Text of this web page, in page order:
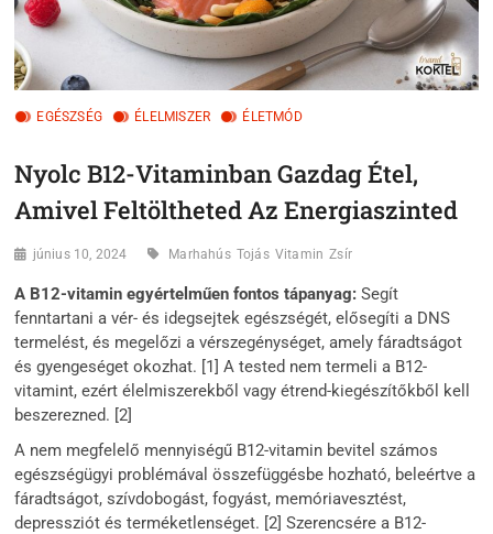
EGÉSZSÉG ÉLELMISZER ÉLETMÓD
Nyolc B12-Vitaminban Gazdag Étel,
Amivel Feltöltheted Az Energiaszinted
június 10, 2024 Marhahús Tojás Vitamin Zsír
A B12-vitamin egyértelműen fontos tápanyag: Segít
fenntartani a vér- és idegsejtek egészségét, elősegíti a DNS
termelést, és megelőzi a vérszegénységet, amely fáradtságot
és gyengeséget okozhat. [1] A tested nem termeli a B12-
vitamint, ezért élelmiszerekből vagy étrend-kiegészítőkből kell
beszerezned. [2]
A nem megfelelő mennyiségű B12-vitamin bevitel számos
egészségügyi problémával összefüggésbe hozható, beleértve a
fáradtságot, szívdobogást, fogyást, memóriavesztést,
depressziót és terméketlenséget. [2] Szerencsére a B12-